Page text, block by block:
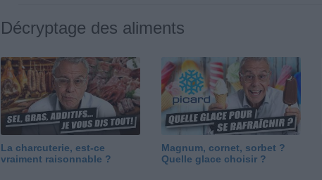
Décryptage des aliments
La charcuterie, est-ce
vraiment raisonnable ?
Magnum, cornet, sorbet ?
Quelle glace choisir ?